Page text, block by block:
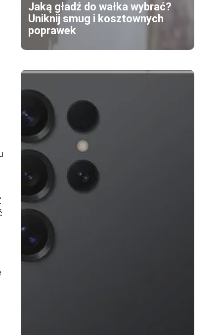
Jaką gładź do wałka wybrać?
Uniknij smug i kosztownych
poprawek